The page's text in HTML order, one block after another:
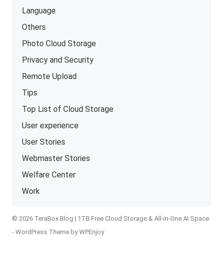
Language
Others
Photo Cloud Storage
Privacy and Security
Remote Upload
Tips
Top List of Cloud Storage
User experience
User Stories
Webmaster Stories
Welfare Center
Work
© 2026 TeraBox Blog | 1TB Free Cloud Storage & All-in-One AI Space
-WordPress Theme byWPEnjoy